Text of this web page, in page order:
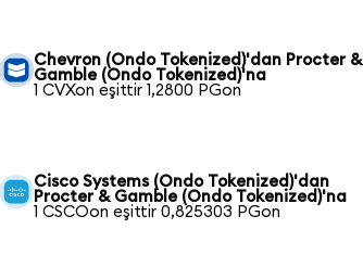
Chevron (Ondo Tokenized)'dan Procter &
Gamble (Ondo Tokenized)'na
1 CVXon eşittir 1,2800 PGon
Cisco Systems (Ondo Tokenized)'dan
Procter & Gamble (Ondo Tokenized)'na
1 CSCOon eşittir 0,825303 PGon